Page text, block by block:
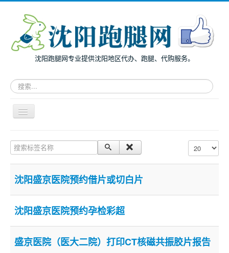
沈阳跑腿网专业提供沈阳地区代办、跑腿、代购服务。
请
输
键
索
跑
腿
服
务
导
航
关
面向个人
服务指南
跑腿网店
搜索标签名称 每页显示条数
沈阳盛京医院预约借片或切白片
沈阳盛京医院预约孕检彩超
盛京医院（医大二院）打印CT核磁共振胶片报告